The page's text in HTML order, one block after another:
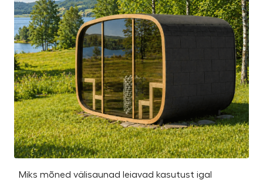
Miks mõned välisaunad leiavad kasutust igal